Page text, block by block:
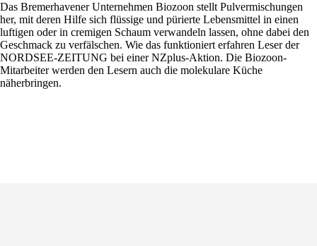
Das Bremerhavener Unternehmen Biozoon stellt Pulvermischungen
her, mit deren Hilfe sich flüssige und pürierte Lebensmittel in einen
luftigen oder in cremigen Schaum verwandeln lassen, ohne dabei den
Geschmack zu verfälschen. Wie das funktioniert erfahren Leser der
NORDSEE-ZEITUNG bei einer NZplus-Aktion. Die Biozoon-
Mitarbeiter werden den Lesern auch die molekulare Küche
näherbringen.